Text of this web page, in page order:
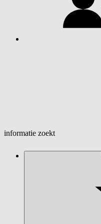
informatie zoekt